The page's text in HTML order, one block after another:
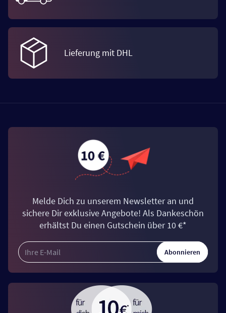
Lieferung mit DHL
Melde Dich zu unserem Newsletter an und
sichere Dir exklusive Angebote! Als Dankeschön
erhältst Du einen Gutschein über 10 €*
Abonnieren